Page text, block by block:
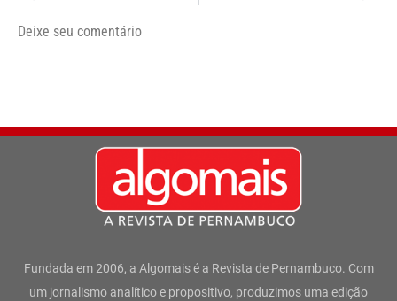
Deixe seu comentário
Fundada em 2006, a Algomais é a Revista de Pernambuco. Com
um jornalismo analítico e propositivo, produzimos uma edição